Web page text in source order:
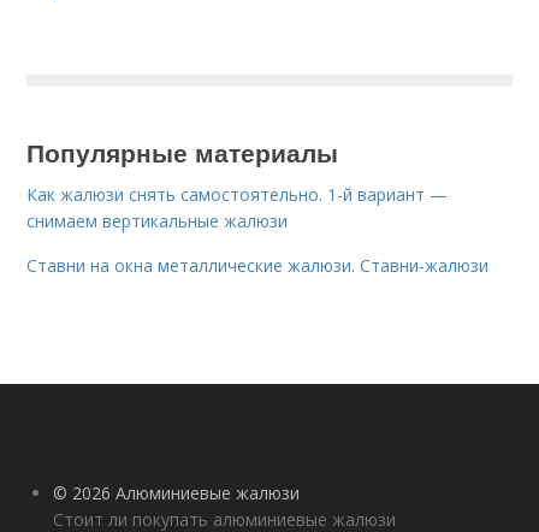
Популярные материалы
Как жалюзи снять самостоятельно. 1-й вариант —
снимаем вертикальные жалюзи
Ставни на окна металлические жалюзи. Ставни-жалюзи
© 2026 Алюминиевые жалюзи
Стоит ли покупать алюминиевые жалюзи